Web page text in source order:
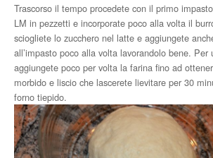
Trascorso il tempo procedete con il primo
LM in pezzetti e incorporate poco alla volta il
sciogliete lo zucchero nel latte e aggiungete
all’impasto poco alla volta lavorandolo bene. Per
aggiungete poco per volta la farina fino ad
morbido e liscio che lascerete lievitare per 30
forno tiepido.